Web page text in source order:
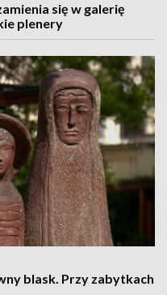
się w galerię
plenery
blask. Przy zabytkach